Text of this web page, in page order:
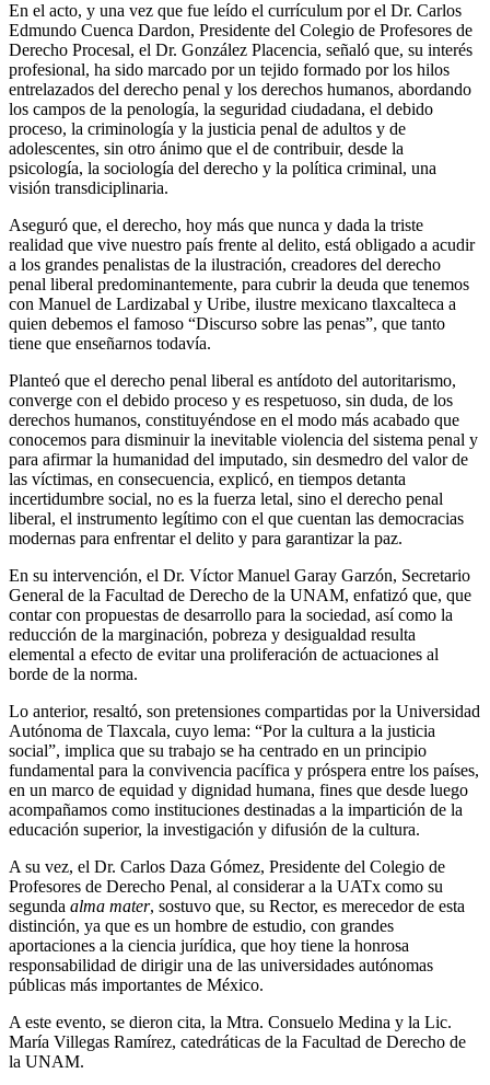
En el acto, y una vez que fue leído el currículum por el Dr. Carlos
Edmundo Cuenca Dardon, Presidente del Colegio de Profesores de
Derecho Procesal, el Dr. González Placencia, señaló que, su interés
profesional, ha sido marcado por un tejido formado por los hilos
entrelazados del derecho penal y los derechos humanos, abordando
los campos de la penología, la seguridad ciudadana, el debido
proceso, la criminología y la justicia penal de adultos y de
adolescentes, sin otro ánimo que el de contribuir, desde la
psicología, la sociología del derecho y la política criminal, una
visión transdiciplinaria.
Aseguró que, el derecho, hoy más que nunca y dada la triste
realidad que vive nuestro país frente al delito, está obligado a acudir
a los grandes penalistas de la ilustración, creadores del derecho
penal liberal predominantemente, para cubrir la deuda que tenemos
con Manuel de Lardizabal y Uribe, ilustre mexicano tlaxcalteca a
quien debemos el famoso “Discurso sobre las penas”, que tanto
tiene que enseñarnos todavía.
Planteó que el derecho penal liberal es antídoto del autoritarismo,
converge con el debido proceso y es respetuoso, sin duda, de los
derechos humanos, constituyéndose en el modo más acabado que
conocemos para disminuir la inevitable violencia del sistema penal y
para afirmar la humanidad del imputado, sin desmedro del valor de
las víctimas, en consecuencia, explicó, en tiempos detanta
incertidumbre social, no es la fuerza letal, sino el derecho penal
liberal, el instrumento legítimo con el que cuentan las democracias
modernas para enfrentar el delito y para garantizar la paz.
En su intervención, el Dr. Víctor Manuel Garay Garzón, Secretario
General de la Facultad de Derecho de la UNAM, enfatizó que, que
contar con propuestas de desarrollo para la sociedad, así como la
reducción de la marginación, pobreza y desigualdad resulta
elemental a efecto de evitar una proliferación de actuaciones al
borde de la norma.
Lo anterior, resaltó, son pretensiones compartidas por la Universidad
Autónoma de Tlaxcala, cuyo lema: “Por la cultura a la justicia
social”, implica que su trabajo se ha centrado en un principio
fundamental para la convivencia pacífica y próspera entre los países,
en un marco de equidad y dignidad humana, fines que desde luego
acompañamos como instituciones destinadas a la impartición de la
educación superior, la investigación y difusión de la cultura.
A su vez, el Dr. Carlos Daza Gómez, Presidente del Colegio de
Profesores de Derecho Penal, al considerar a la UATx como su
segunda alma mater, sostuvo que, su Rector, es merecedor de esta
distinción, ya que es un hombre de estudio, con grandes
aportaciones a la ciencia jurídica, que hoy tiene la honrosa
responsabilidad de dirigir una de las universidades autónomas
públicas más importantes de México.
A este evento, se dieron cita, la Mtra. Consuelo Medina y la Lic.
María Villegas Ramírez, catedráticas de la Facultad de Derecho de
la UNAM.